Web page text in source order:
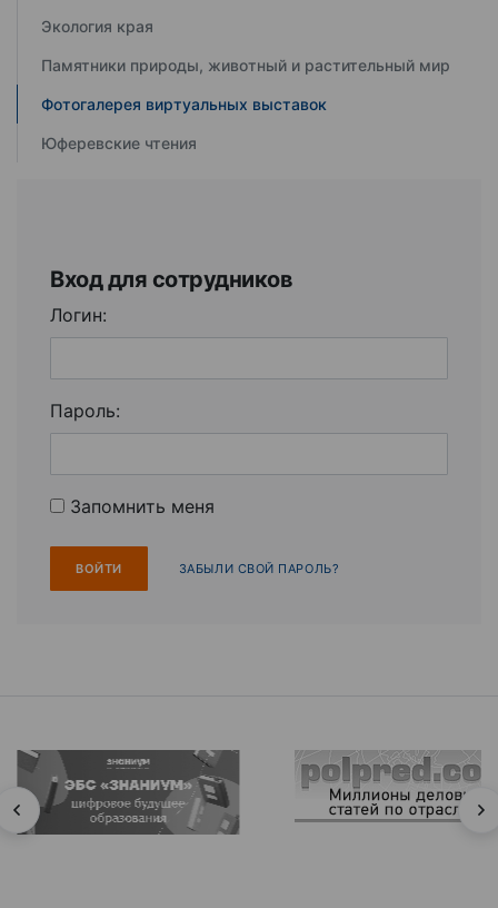
Экология края
Памятники природы, животный и растительный мир
Фотогалерея виртуальных выставок
Юферевские чтения
Вход для сотрудников
Логин:
Пароль:
Запомнить меня
ЗАБЫЛИ СВОЙ ПАРОЛЬ?